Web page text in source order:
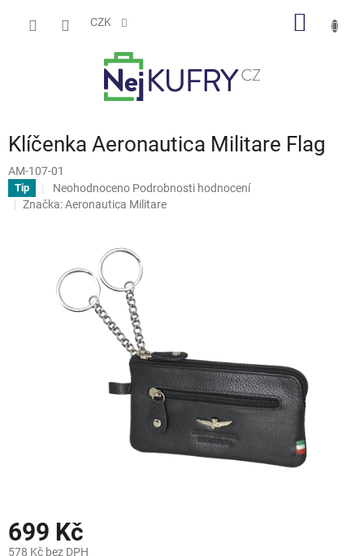
CZK
Klíčenka Aeronautica Militare Flag
AM-107-01
Tip
Průměrné
hodnocení
5
hvězdiček.
Neohodnoceno Podrobnosti hodnocení
Značka:Aeronautica Militare
699 Kč
578 Kč bez DPH